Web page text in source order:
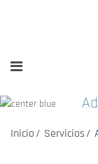
Inicio Servicios